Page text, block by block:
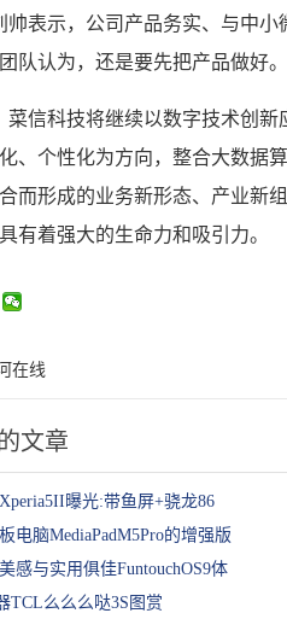
表示，公司产品务实、与中小
队认为，还是要先把产品做好。
信科技将继续以数字技术创新
、个性化为方向，整合大数据
而形成的业务新形态、产业新
有着强大的生命力和吸引力。
在线
文章
曝光:带鱼屏+骁龙86
电脑MediaPadM5Pro的增强版
感与实用俱佳FuntouchOS9体
TCL么么么哒3S图赏